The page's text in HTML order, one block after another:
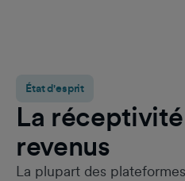
État d'esprit
La
revenus
La plupart des